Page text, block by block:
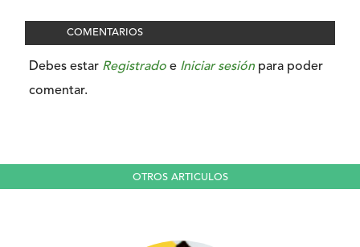
COMENTARIOS
Debes estar Registrado e Iniciar sesión para poder
comentar.
OTROS ARTICULOS